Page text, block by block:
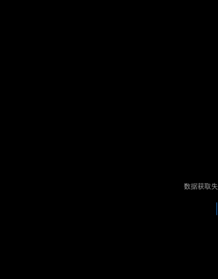
数据获取